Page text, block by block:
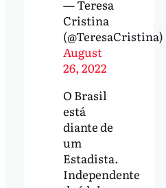
— Teresa
Cristina
(@TeresaCristina)
August
26, 2022
O Brasil
está
diante de
um
Estadista.
Independente